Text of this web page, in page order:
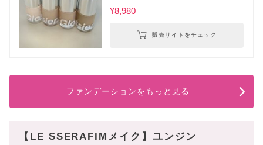
¥8,980
販売サイトをチェック
ファンデーションをもっと見る
【LE SSERAFIMメイク】ユンジン